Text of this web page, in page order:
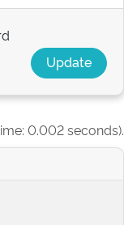
0.002 seconds).